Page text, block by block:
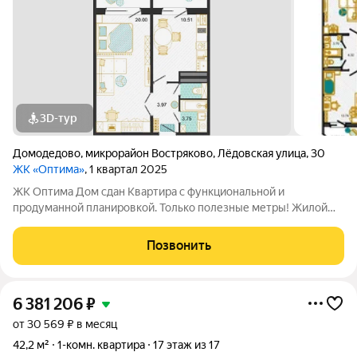
3D-тур
Домодедово, микрорайон Востряково, Лёдовская улица,30
ЖК «Оптима», 1 квартал 2025
ЖК Оптима Дом сдан Квартира с функциональной и
продуманной планировкой. Только полезные метры! Жилой
бурлящем жизнью городе. Рядом лес, пруд и городской парк
«Елочки». В непосредственной близости
Позвонить
6 381 206₽
от 30 569 ₽ в месяц
42,2 м²
1-комн. квартира 17 этаж из 17